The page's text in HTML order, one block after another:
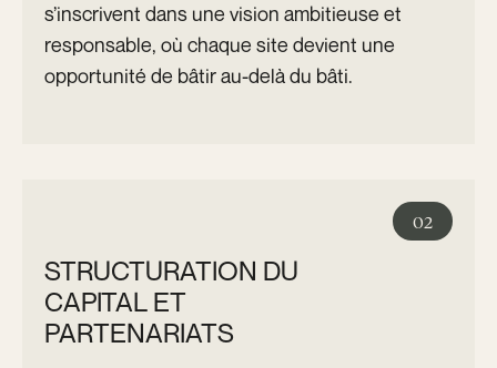
s’inscrivent dans une vision ambitieuse et
responsable, où chaque site devient une
opportunité de bâtir au-delà du bâti.
STRUCTURATION DU
CAPITAL ET
PARTENARIATS
02